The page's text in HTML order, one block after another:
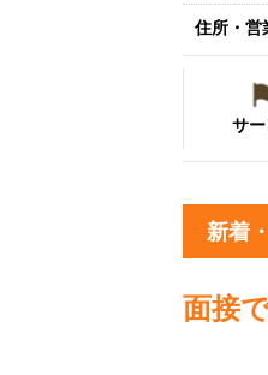
住所・営
サ
新着
面接